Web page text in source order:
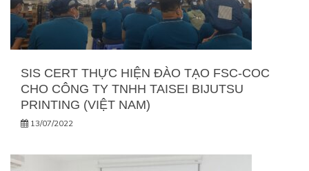
SIS CERT THỰC HIỆN ĐÀO TẠO FSC-COC
CHO CÔNG TY TNHH TAISEI BIJUTSU
PRINTING (VIỆT NAM)
13/07/2022